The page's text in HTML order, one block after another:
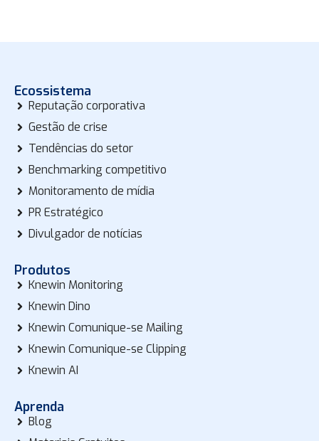
Ecossistema
Reputação corporativa
Gestão de crise
Tendências do setor
Benchmarking competitivo
Monitoramento de mídia
PR Estratégico
Divulgador de notícias
Produtos
Knewin Monitoring
Knewin Dino
Knewin Comunique-se Mailing
Knewin Comunique-se Clipping
Knewin AI
Aprenda
Blog